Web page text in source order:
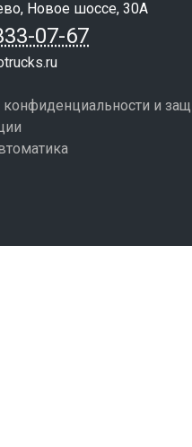
Новое шоссе, 30А
07-67
конфиденциальности и